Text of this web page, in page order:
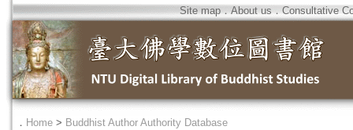
Site map．About us．Consultative
． Home > Buddhist Author Authority Database